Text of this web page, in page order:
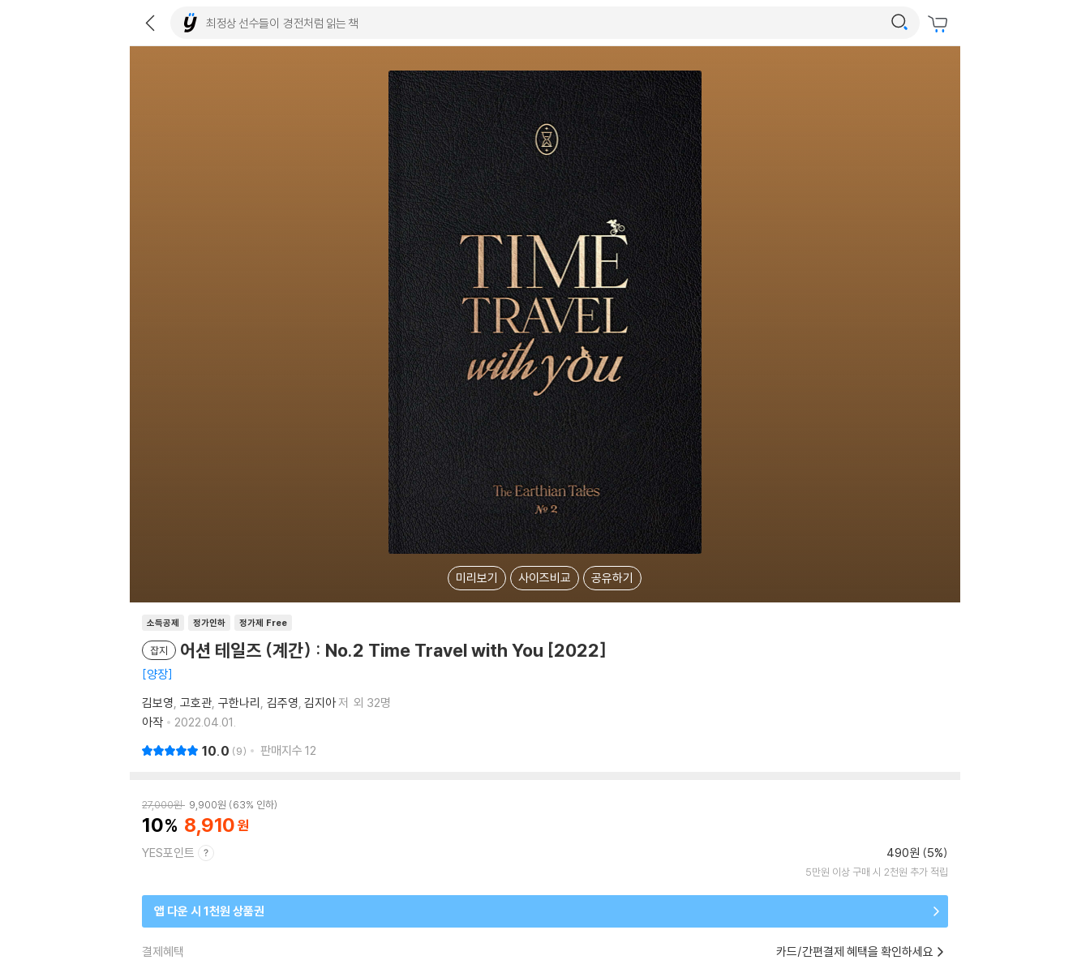
미리보기 사이즈비교 공유하기
소득공제 정가인하 정가제 Free
잡지 어션 테일즈 (계간) : No.2 Time Travel with You [2022]
양장
김보영 고호관 구한나리 김주영 김지아저 외 32명
아작
2022.04.01.
10.0 9 판매지수 12
27,000원 9,900원 63% 인하
10 8,910
YES포인트 490원 (5%)
5만원 이상 구매 시 2천원 추가 적립
앱 다운 시 1천원 상품권
결제혜택 카드/간편결제 혜택을 확인하세요